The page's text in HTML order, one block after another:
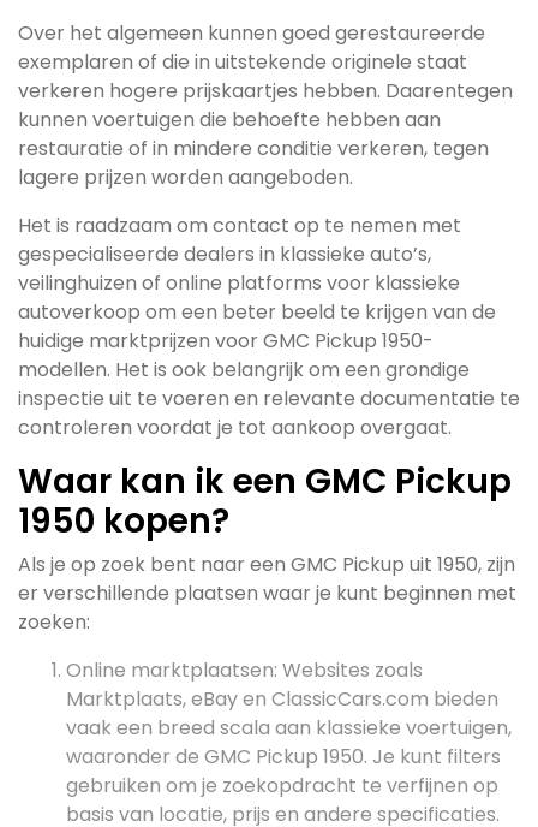
Over het algemeen kunnen goed gerestaureerde
exemplaren of die in uitstekende originele staat
verkeren hogere prijskaartjes hebben. Daarentegen
kunnen voertuigen die behoefte hebben aan
restauratie of in mindere conditie verkeren, tegen
lagere prijzen worden aangeboden.
Het is raadzaam om contact op te nemen met
gespecialiseerde dealers in klassieke auto’s,
veilinghuizen of online platforms voor klassieke
autoverkoop om een beter beeld te krijgen van de
huidige marktprijzen voor GMC Pickup 1950-
modellen. Het is ook belangrijk om een grondige
inspectie uit te voeren en relevante documentatie te
controleren voordat je tot aankoop overgaat.
Waar kan ik een GMC Pickup
1950 kopen?
Als je op zoek bent naar een GMC Pickup uit 1950, zijn
er verschillende plaatsen waar je kunt beginnen met
zoeken:
Online marktplaatsen: Websites zoals
Marktplaats, eBay en ClassicCars.com bieden
vaak een breed scala aan klassieke voertuigen,
waaronder de GMC Pickup 1950. Je kunt filters
gebruiken om je zoekopdracht te verfijnen op
basis van locatie, prijs en andere specificaties.